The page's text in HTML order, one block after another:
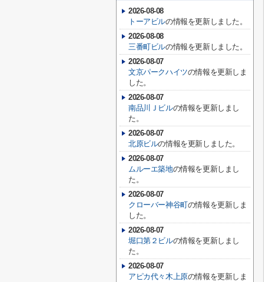
2026-08-08
トーアビルの情報を更新しました。
2026-08-08
三番町ビルの情報を更新しました。
2026-08-07
文京パークハイツの情報を更新しま
した。
2026-08-07
南品川Ｊビルの情報を更新しまし
た。
2026-08-07
北原ビルの情報を更新しました。
2026-08-07
ムルーエ築地の情報を更新しまし
た。
2026-08-07
クローバー神谷町の情報を更新しま
した。
2026-08-07
堀口第２ビルの情報を更新しまし
た。
2026-08-07
アピカ代々木上原の情報を更新しま